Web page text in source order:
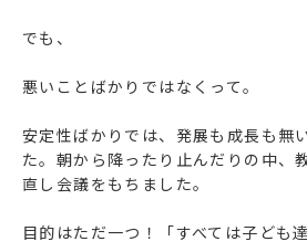
でも、
悪いことばかりではなくって。
安定性ばかりでは、発展も成長も無
た。朝から降ったり止んだりの中、
直し会議をもちました。
目的はただ一つ！「すべては子ども